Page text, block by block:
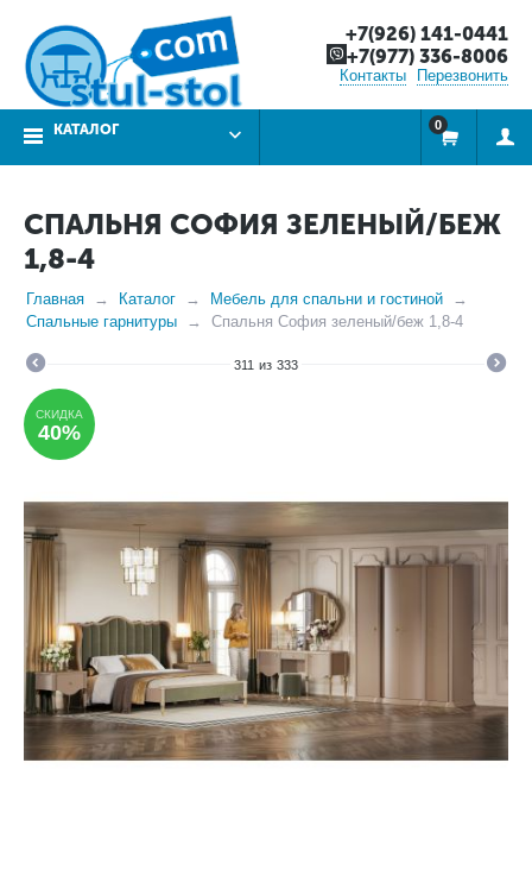
+7(926) 141-0441
+7(977) 336-8006
Контакты Перезвонить
КАТАЛОГ 0
СПАЛЬНЯ СОФИЯ ЗЕЛЕНЫЙ/БЕЖ
1,8-4
Главная Каталог
Мебель для спальни и гостиной
Спальные гарнитуры
Спальня София зеленый/беж 1,8-4
311 из 333
СКИДКА
40%